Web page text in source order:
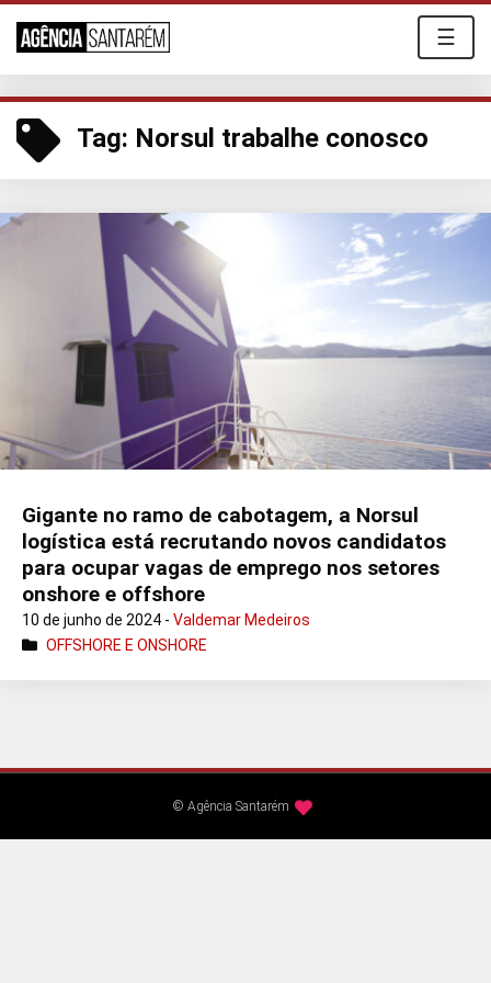
☰
Tag: Norsul trabalhe conosco
Gigante no ramo de cabotagem, a Norsul
logística está recrutando novos candidatos
para ocupar vagas de emprego nos setores
onshore e offshore
10 de junho de 2024 - Valdemar Medeiros
OFFSHORE E ONSHORE
© Agência Santarém